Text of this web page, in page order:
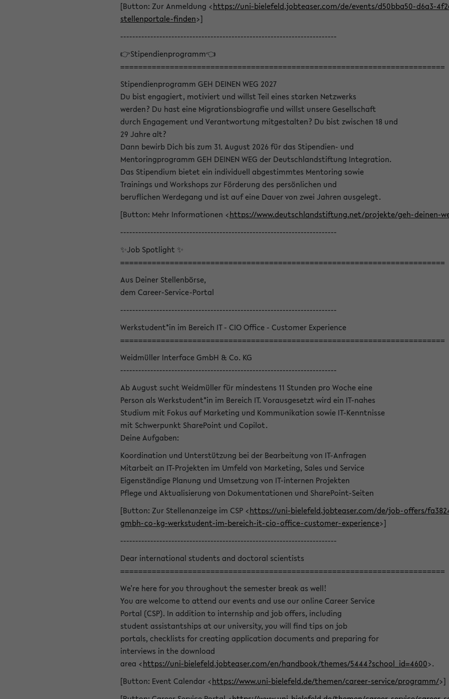
[Button: Zur Anmeldung <https://uni-bielefeld.jobteaser.com/de/events/d50bba50-d6a3-
stellenportale-finden>]
------------------------------------------------------------------------
👉Stipendienprogramm👈
========================================================================
Stipendienprogramm GEH DEINEN WEG 2027
Du bist engagiert, motiviert und willst Teil eines starken Netzwerks
werden? Du hast eine Migrationsbiografie und willst unsere Gesellschaft
durch Engagement und Verantwortung mitgestalten? Du bist zwischen 18 und
29 Jahre alt?
Dann bewirb Dich bis zum 31. August 2026 für das Stipendien- und
Mentoringprogramm GEH DEINEN WEG der Deutschlandstiftung Integration.
Das Stipendium bietet ein individuell abgestimmtes Mentoring sowie
Trainings und Workshops zur Förderung des persönlichen und
beruflichen Werdegang und ist auf eine Dauer von zwei Jahren ausgelegt.
[Button: Mehr Informationen <https://www.deutschlandstiftung.net/projekte/geh-deinen-
------------------------------------------------------------------------
✨Job Spotlight ✨
========================================================================
Aus Deiner Stellenbörse,
dem Career-Service-Portal
------------------------------------------------------------------------
Werkstudent*in im Bereich IT - CIO Office - Customer Experience
========================================================================
Weidmüller Interface GmbH & Co. KG
------------------------------------------------------------------------
Ab August sucht Weidmüller für mindestens 11 Stunden pro Woche eine
Person als Werkstudent*in im Bereich IT. Vorausgesetzt wird ein IT-nahes
Studium mit Fokus auf Marketing und Kommunikation sowie IT-Kenntnisse
mit Schwerpunkt SharePoint und Copilot.
Deine Aufgaben:
Koordination und Unterstützung bei der Bearbeitung von IT-Anfragen
Mitarbeit an IT-Projekten im Umfeld von Marketing, Sales und Service
Eigenständige Planung und Umsetzung von IT-internen Projekten
Pflege und Aktualisierung von Dokumentationen und SharePoint-Seiten
[Button: Zur Stellenanzeige im CSP <https://uni-bielefeld.jobteaser.com/de/job-offers/
gmbh-co-kg-werkstudent-im-bereich-it-cio-office-customer-experience>]
------------------------------------------------------------------------
Dear international students and doctoral scientists
========================================================================
We're here for you throughout the semester break as well!
You are welcome to attend our events and use our online Career Service
Portal (CSP). In addition to internship and job offers, including
student assistantships at our university, you will find tips on job
portals, checklists for creating application documents and preparing for
interviews in the download
area <https://uni-bielefeld.jobteaser.com/en/handbook/themes/5444?school_id=4600>.
[Button: Event Calendar <https://www.uni-bielefeld.de/themen/career-service/programm/>]